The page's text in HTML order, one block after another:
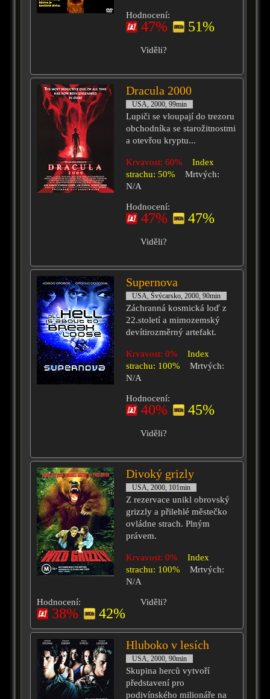
Hodnocení:
47% 51%
Viděli?
Dracula 2000
USA, 2000, 99min
Lupiči se vloupají do trezoru
obchodníka se starožitnostmi
a otevřou kryptu...
Krvavost: 60%
Index
strachu: 50%
Mrtvých:
N/A
Hodnocení:
47% 47%
Viděli?
Supernova
USA, Švýcarsko, 2000, 90min
Záchranná kosmická loď z
22.století a mimozemský
devítirozměrný artefakt.
Krvavost: 0%
Index
strachu: 100%
Mrtvých:
N/A
Hodnocení:
40% 45%
Viděli?
Divoký grizly
USA, 2000, 101min
Z rezervace unikl obrovský
grizzly a přilehlé městečko
ovládne strach. Plným
právem.
Krvavost: 0%
Index
strachu: 100%
Mrtvých:
N/A
Hodnocení:
38% 42%
Viděli?
Hluboko v lesích
USA, 2000, 90min
Skupina herců vytvoří
představení pro
podivínského milionáře na